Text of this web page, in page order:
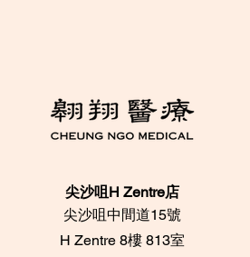
尖沙咀H Zentre店
尖沙咀中間道15號
​H Zentre 8樓 813室